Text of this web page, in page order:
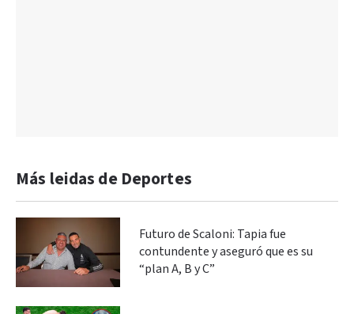
Más leidas de Deportes
Futuro de Scaloni: Tapia fue
contundente y aseguró que es su
“plan A, B y C”